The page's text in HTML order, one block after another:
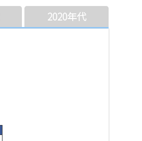
2020年代